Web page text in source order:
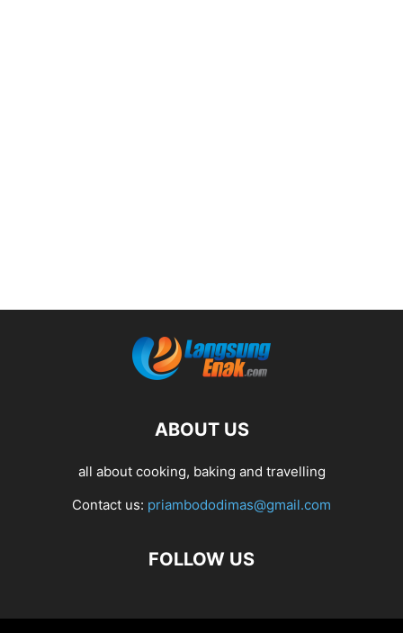
ABOUT US
all about cooking, baking and travelling
Contact us: priambododimas@gmail.com
FOLLOW US